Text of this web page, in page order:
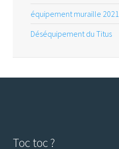
équipement muraille 2021
Déséquipement du Titus
Toc toc ?